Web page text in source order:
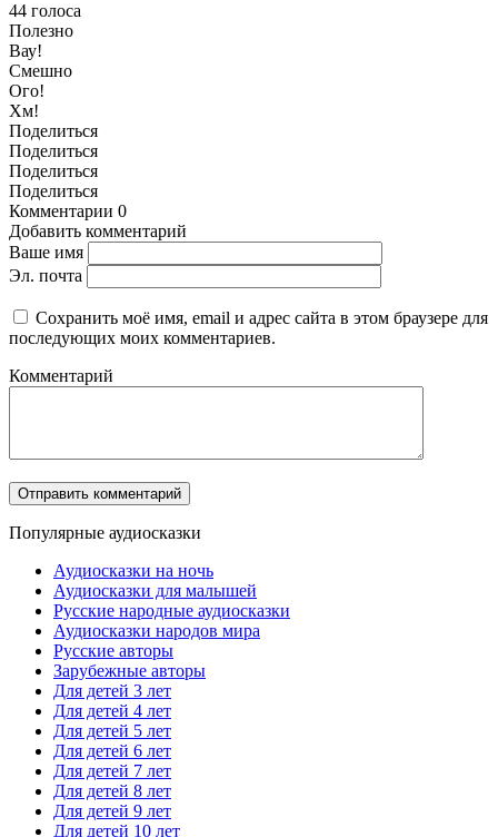
44 голоса
Полезно
Вау!
Смешно
Ого!
Хм!
Поделиться
Поделиться
Поделиться
Поделиться
Комментарии 0
Добавить комментарий
Ваше имя
Эл. почта
Сохранить моё имя, email и адрес сайта в этом браузере для
последующих моих комментариев.
Комментарий
Популярные аудиосказки
Аудиосказки на ночь
Аудиосказки для малышей
Русские народные аудиосказки
Аудиосказки народов мира
Русские авторы
Зарубежные авторы
Для детей 3 лет
Для детей 4 лет
Для детей 5 лет
Для детей 6 лет
Для детей 7 лет
Для детей 8 лет
Для детей 9 лет
Для детей 10 лет